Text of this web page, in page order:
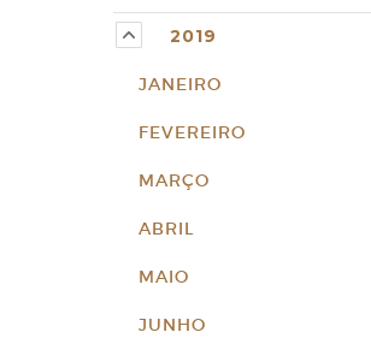
2019
JANEIRO
FEVEREIRO
MARÇO
ABRIL
MAIO
JUNHO